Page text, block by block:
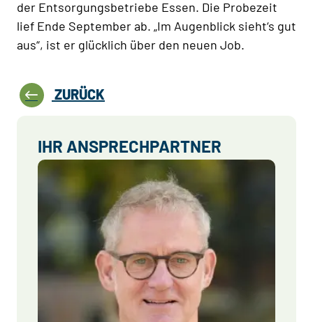
der Entsorgungsbetriebe Essen. Die Probezeit
lief Ende September ab. „Im Augenblick sieht‘s gut
aus“, ist er glücklich über den neuen Job.
ZURÜCK
IHR ANSPRECHPARTNER